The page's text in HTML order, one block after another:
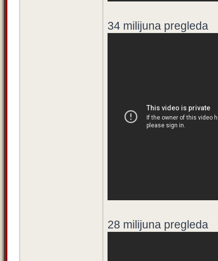
34 milijuna pregleda
28 milijuna pregleda